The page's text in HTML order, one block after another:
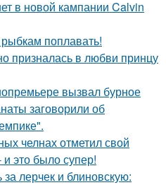
в новой кампании Calvin
поплавать!
призналась в любви принцу
вызвал бурное
заговорили об
челнах отметил свой
это было супер!
лерчек и блиновскую: